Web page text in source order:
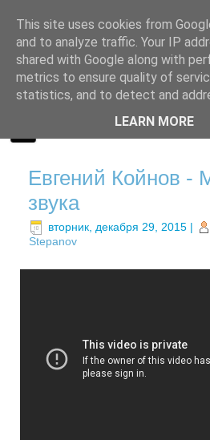
Евгений Койнов -
звука
вторник, декабря 29, 2015 |
Stepanov
This site uses cookies from
and to analyze traffic. Your IP
shared with Google along with
metrics to ensure quality of
statistics, and to detect and
LEARN MORE